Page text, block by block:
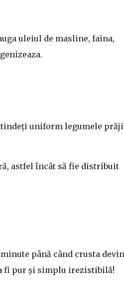
uleiul de masline, faina,
uniform legumele
astfel încât să fie distribuit
până când crusta
fi pur și simplu irezistibilă!